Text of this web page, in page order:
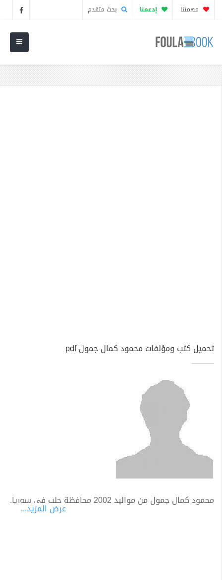
مهمتنا إدعمنا بحث متقدم
تحميل كتب ومؤلفات محمود كمال جمول pdf
محمود كمال جمول من مواليد 2002 محافظة حلب في سوريا.
عرض المزيد...